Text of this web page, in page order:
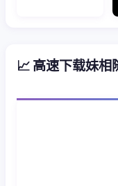
📈 高速下载妹